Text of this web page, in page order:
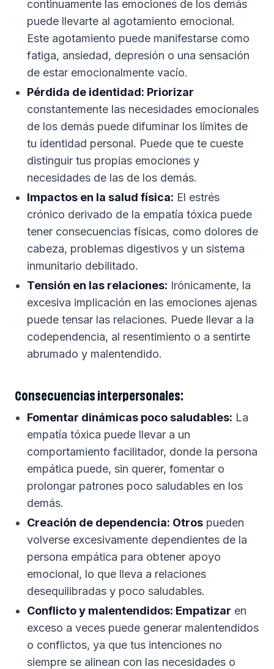
continuamente las emociones de los demás
puede llevarte al agotamiento emocional.
Este agotamiento puede manifestarse como
fatiga, ansiedad, depresión o una sensación
de estar emocionalmente vacío.
Pérdida de identidad: Priorizar
constantemente las necesidades emocionales
de los demás puede difuminar los límites de
tu identidad personal. Puede que te cueste
distinguir tus propias emociones y
necesidades de las de los demás.
Impactos en la salud física: El estrés
crónico derivado de la empatía tóxica puede
tener consecuencias físicas, como dolores de
cabeza, problemas digestivos y un sistema
inmunitario debilitado.
Tensión en las relaciones: Irónicamente, la
excesiva implicación en las emociones ajenas
puede tensar las relaciones. Puede llevar a la
codependencia, al resentimiento o a sentirte
abrumado y malentendido.
Consecuencias interpersonales:
Fomentar dinámicas poco saludables: La
empatía tóxica puede llevar a un
comportamiento facilitador, donde la persona
empática puede, sin querer, fomentar o
prolongar patrones poco saludables en los
demás.
Creación de dependencia: Otros pueden
volverse excesivamente dependientes de la
persona empática para obtener apoyo
emocional, lo que lleva a relaciones
desequilibradas y poco saludables.
Conflicto y malentendidos: Empatizar en
exceso a veces puede generar malentendidos
o conflictos, ya que tus intenciones no
siempre se alinean con las necesidades o